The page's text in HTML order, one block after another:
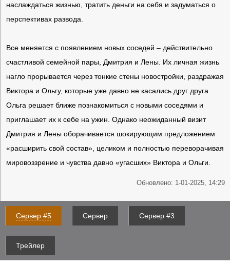
наслаждаться жизнью, тратить деньги на себя и задуматься о
перспективах развода.
Все меняется с появлением новых соседей – действительно
счастливой семейной пары, Дмитрия и Лены. Их личная жизнь
нагло прорывается через тонкие стены новостройки, раздражая
Виктора и Ольгу, которые уже давно не касались друг друга.
Ольга решает ближе познакомиться с новыми соседями и
приглашает их к себе на ужин. Однако неожиданный визит
Дмитрия и Лены оборачивается шокирующим предложением
«расширить свой состав», целиком и полностью переворачивая
мировоззрение и чувства давно «угасших» Виктора и Ольги.
Обновлено: 1-01-2025, 14:29
Сервер #5 Сервер Сервер #3
Трейлер